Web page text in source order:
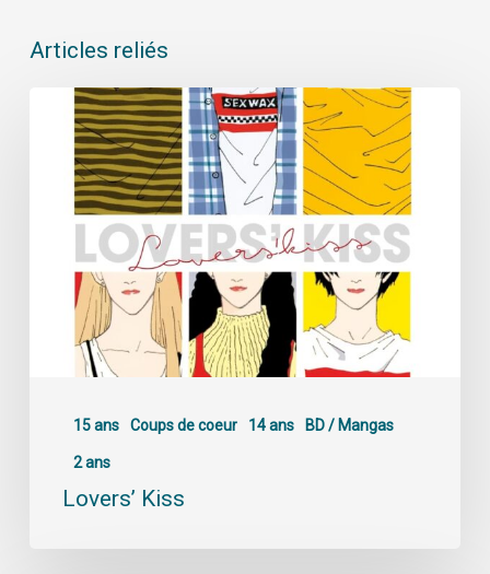
Articles reliés
15 ans Coups de coeur 14 ans BD / Mangas
2 ans
Lovers’ Kiss